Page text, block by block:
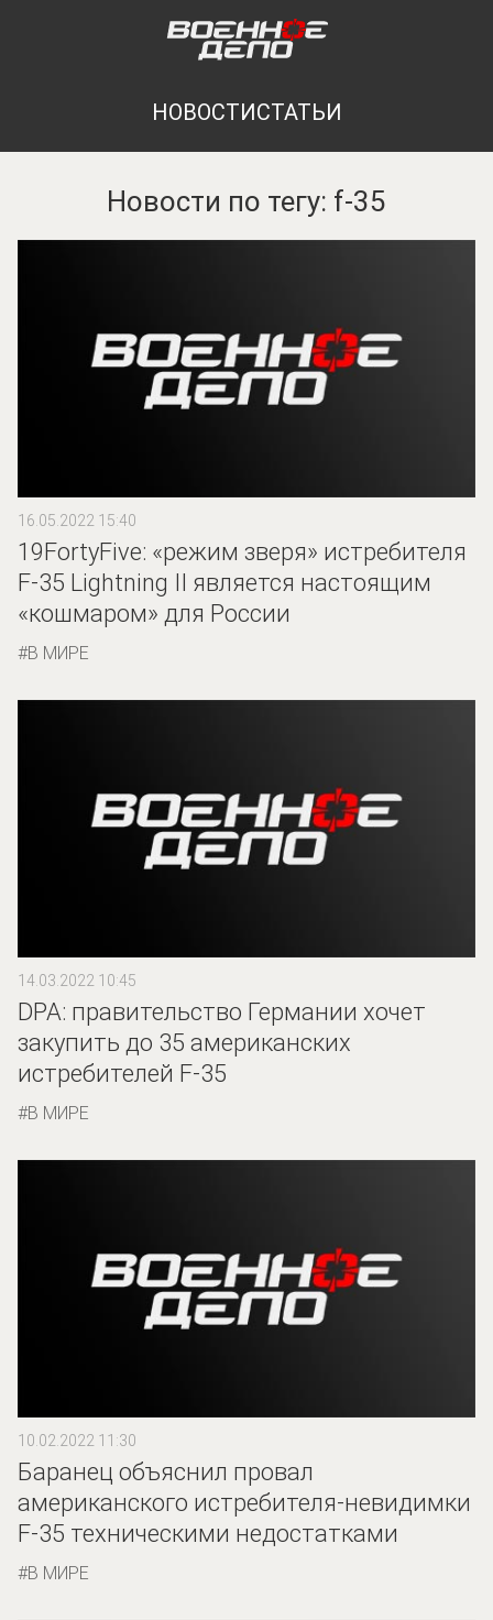
НОВОСТИСТАТЬИ
Новости по тегу: f-35
16.05.2022 15:40
19FortyFive: «режим зверя» истребителя
F-35 Lightning II является настоящим
«кошмаром» для России
В МИРЕ
14.03.2022 10:45
DPA: правительство Германии хочет
закупить до 35 американских
истребителей F-35
В МИРЕ
10.02.2022 11:30
Баранец объяснил провал
американского истребителя-невидимки
F-35 техническими недостатками
В МИРЕ